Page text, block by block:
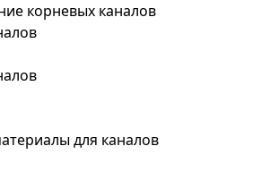
корневых каналов
для каналов